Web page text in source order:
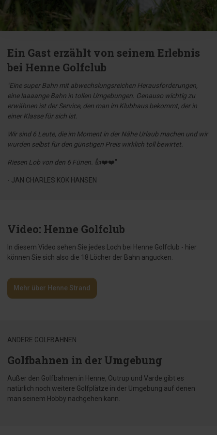
Ein Gast erzählt von seinem Erlebnis
bei Henne Golfclub
"Eine super Bahn mit abwechslungsreichen Herausforderungen,
eine laaaange Bahn in tollen Umgebungen. Genauso wichtig zu
erwähnen ist der Service, den man im Klubhaus bekommt, der in
einer Klasse für sich ist.
Wir sind 6 Leute, die im Moment in der Nähe Urlaub machen und wir
wurden selbst für den günstigen Preis wirklich toll bewirtet.
Riesen Lob von den 6 Fünen. 👍❤️❤️"
- JAN CHARLES KOK HANSEN
Video: Henne Golfclub
In diesem Video sehen Sie jedes Loch bei Henne Golfclub - hier
können Sie sich also die 18 Löcher der Bahn angucken.
Mehr über Henne Strand
ANDERE GOLFBAHNEN
Golfbahnen in der Umgebung
Außer den Golfbahnen in Henne, Outrup und Varde gibt es
natürlich noch weitere Golfplätze in der Umgebung auf denen
man seinem Hobby nachgehen kann.